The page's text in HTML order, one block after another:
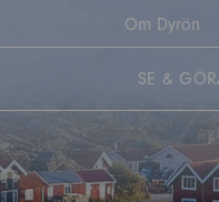
Om Dyrön
SE &